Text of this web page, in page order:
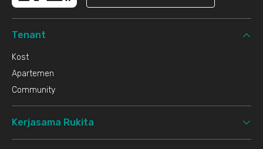
Tenant
Kost
Apartemen
Community
Kerjasama Rukita